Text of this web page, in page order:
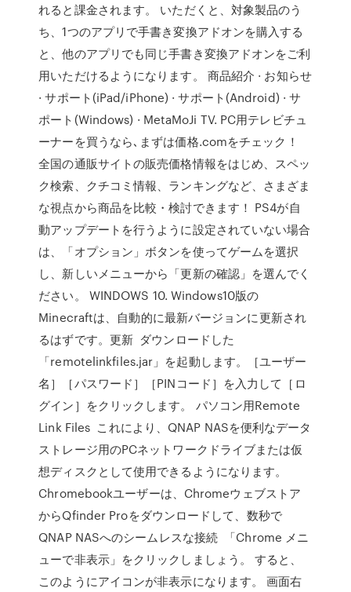
れると課金されます。 いただくと、対象製品のう
ち、1つのアプリで手書き変換アドオンを購入する
と、他のアプリでも同じ手書き変換アドオンをご利
用いただけるようになります。 商品紹介 · お知らせ
· サポート(iPad/iPhone) · サポート(Android) · サ
ポート(Windows) · MetaMoJi TV. PC用テレビチュ
ーナーを買うなら､まずは価格.comをチェック！
全国の通販サイトの販売価格情報をはじめ、スペッ
ク検索、クチコミ情報、ランキングなど、さまざま
な視点から商品を比較・検討できます！ PS4が自
動アップデートを行うように設定されていない場合
は、「オプション」ボタンを使ってゲームを選択
し、新しいメニューから「更新の確認」を選んでく
ださい。 WINDOWS 10. Windows10版の
Minecraftは、自動的に最新バージョンに更新され
るはずです。更新 ダウンロードした
「remotelinkfiles.jar」を起動します。［ユーザー
名］［パスワード］［PINコード］を入力して［ロ
グイン］をクリックします。 パソコン用Remote
Link Files これにより、QNAP NASを便利なデータ
ストレージ用のPCネットワークドライブまたは仮
想ディスクとして使用できるようになります。
Chromebookユーザーは、Chromeウェブストア
からQfinder Proをダウンロードして、数秒で
QNAP NASへのシームレスな接続 「Chrome メニ
ューで非表示」をクリックしましょう。 すると、
このようにアイコンが非表示になります。 画面右